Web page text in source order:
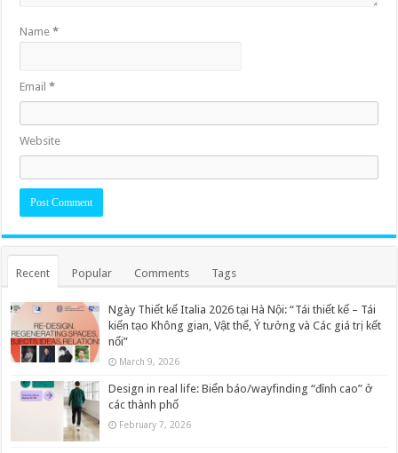
Name*
Email*
Website
Recent Popular Comments Tags
Ngày Thiết kế Italia 2026 tại Hà Nội: “Tái thiết kế – Tái
kiến tạo Không gian, Vật thể, Ý tưởng và Các giá trị kết
nối”
March 9, 2026
Design in real life: Biển báo/wayfinding “đỉnh cao” ở
các thành phố
February 7, 2026